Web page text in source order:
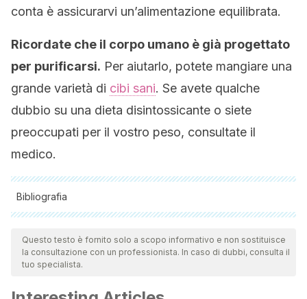
conta è assicurarvi un’alimentazione equilibrata.
Ricordate che il corpo umano è già progettato
per purificarsi. Per aiutarlo, potete mangiare una
grande varietà di cibi sani. Se avete qualche
dubbio su una dieta disintossicante o siete
preoccupati per il vostro peso, consultate il
medico.
Bibliografia
Tutte le fonti citate sono state esaminate a fondo dal nostro
team per garantirne la qualità, l'affidabilità, l'attualità e la
validità. La bibliografia di questo articolo è stata considerata
Zamora Navarro Salvador, Pérez-Llamas Francisca. Errors
Questo testo è fornito solo a scopo informativo e non sostituisce
la consultazione con un professionista. In caso di dubbi, consulta il
tuo specialista.